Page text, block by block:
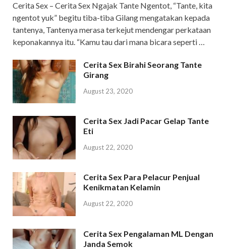
Cerita Sex – Cerita Sex Ngajak Tante Ngentot, “Tante, kita
ngentot yuk” begitu tiba-tiba Gilang mengatakan kepada
tantenya, Tantenya merasa terkejut mendengar perkataan
keponakannya itu. “Kamu tau dari mana bicara seperti …
Cerita Sex Birahi Seorang Tante
Girang
August 23, 2020
Cerita Sex Jadi Pacar Gelap Tante
Eti
August 22, 2020
Cerita Sex Para Pelacur Penjual
Kenikmatan Kelamin
August 22, 2020
Cerita Sex Pengalaman ML Dengan
Janda Semok